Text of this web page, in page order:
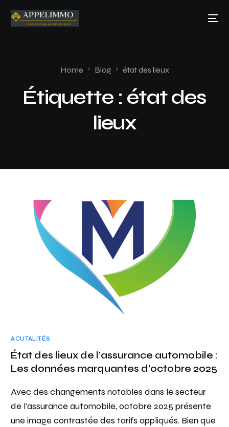
Home Blog état des lieux
Étiquette : état des
lieux
ACUTALITÉS
État des lieux de l’assurance automobile :
Les données marquantes d’octobre 2025
Avec des changements notables dans le secteur
de l’assurance automobile, octobre 2025 présente
une image contrastée des tarifs appliqués. Bien que